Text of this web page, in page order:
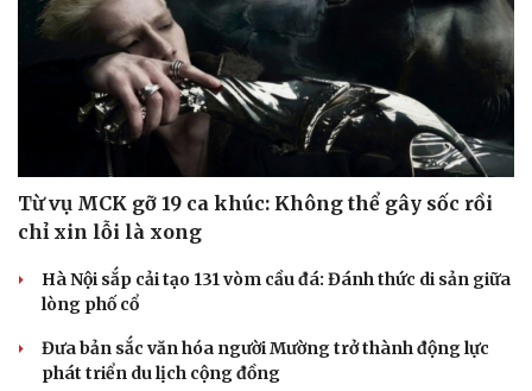
Doanh nghiệp
Thông tin doanh nghiệp
Doanh nghiệp 24h
Doanh nhân
Vì cộng đồng
Công nghệ
Sành điệu
Tin Công nghệ
Trải nghiệm
Chuyển đổi số
Từ vụ MCK gỡ 19 ca khúc: Không thể gây sốc rồi
chỉ xin lỗi là xong
Hà Nội sắp cải tạo 131 vòm cầu đá: Đánh thức di sản giữa
lòng phố cổ
Đưa bản sắc văn hóa người Mường trở thành động lực
phát triển du lịch cộng đồng